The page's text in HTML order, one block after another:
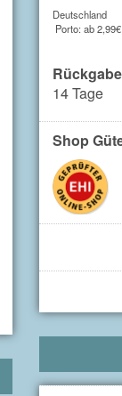
Deutschland
Porto: ab 2,99€
14 Tage
Shop